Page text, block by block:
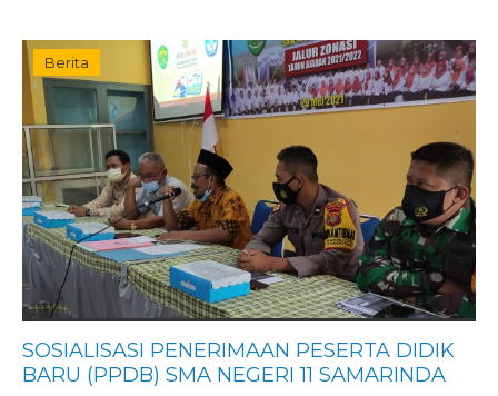
Berita
SOSIALISASI PENERIMAAN PESERTA DIDIK
BARU (PPDB) SMA NEGERI 11 SAMARINDA